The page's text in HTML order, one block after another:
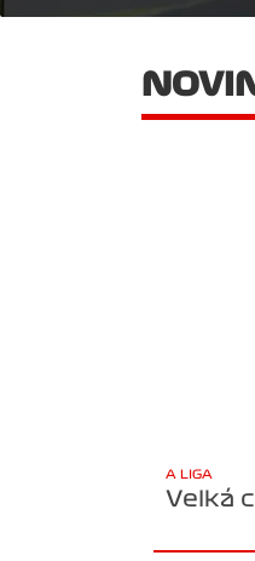
A LIGA
Velká